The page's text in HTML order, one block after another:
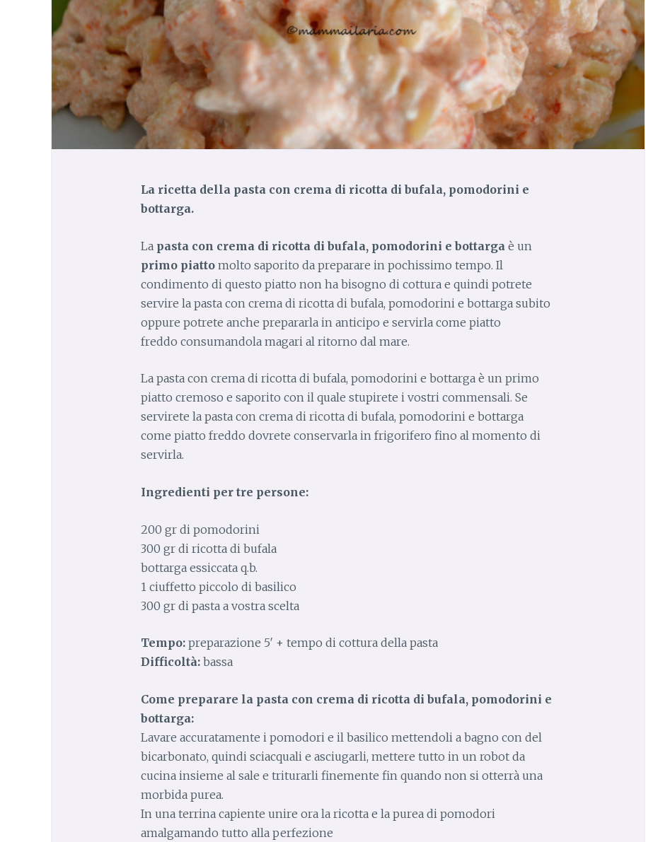
La ricetta della pasta con crema di ricotta di bufala, pomodorini e
bottarga.
La pasta con crema di ricotta di bufala, pomodorini e bottarga è un
primo piattomolto saporito da preparare in pochissimo tempo. Il
condimento di questo piatto non ha bisogno di cottura e quindi potrete
servire la pasta con crema di ricotta di bufala, pomodorini e bottarga subito
oppure potrete anche prepararla in anticipo e servirla come piatto
freddo consumandola magari al ritorno dal mare.
La pasta con crema di ricotta di bufala, pomodorini e bottarga è un primo
piatto cremoso e saporito con il quale stupirete i vostri commensali. Se
servirete la pasta con crema di ricotta di bufala, pomodorini e bottarga
come piatto freddo dovrete conservarla in frigorifero fino al momento di
servirla.
Ingredienti per tre persone:
200 gr di pomodorini
300 gr di ricotta di bufala
bottarga essiccata q.b.
1 ciuffetto piccolo di basilico
300 gr di pasta a vostra scelta
Tempo:preparazione 5′ + tempo di cottura della pasta
Difficoltà:bassa
Come preparare la pasta con crema di ricotta di bufala, pomodorini e
bottarga:
Lavare accuratamente i pomodori e il basilico mettendoli a bagno con del
bicarbonato, quindi sciacquali e asciugarli, mettere tutto in un robot da
cucina insieme al sale e triturarli finemente fin quando non si otterrà una
morbida purea.
In una terrina capiente unire ora la ricotta e la purea di pomodori
amalgamando tutto alla perfezione